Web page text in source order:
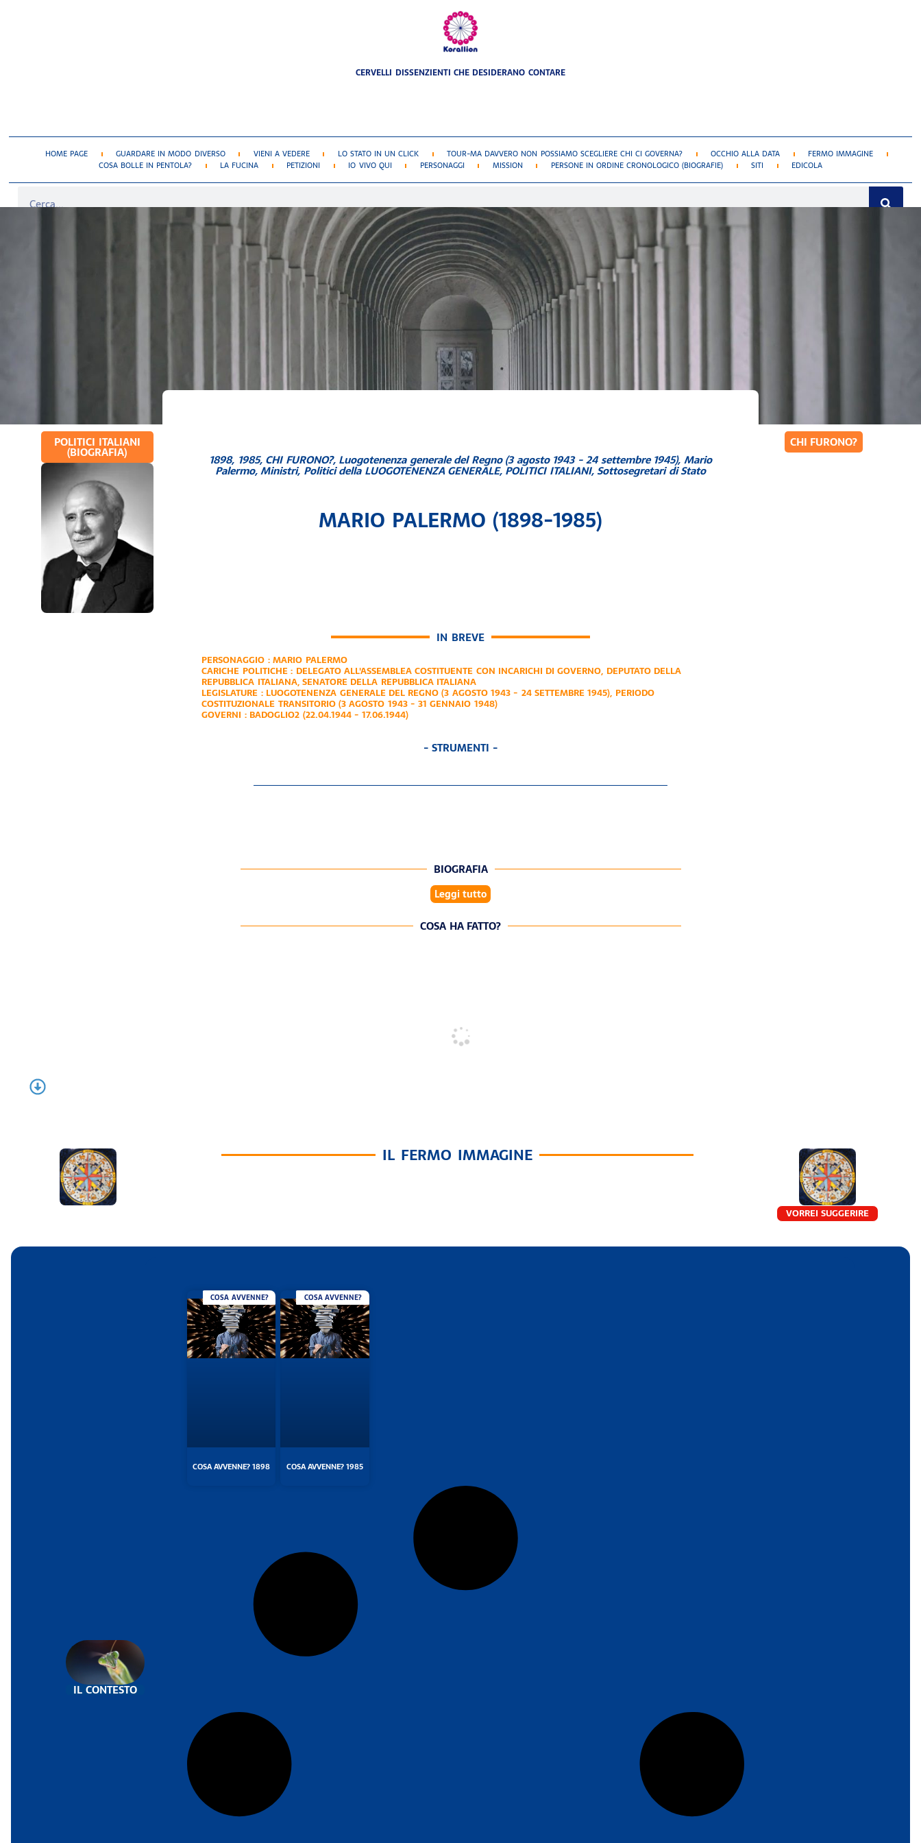
CERVELLI DISSENZIENTI CHE DESIDERANO CONTARE
HOME PAGE GUARDARE IN MODO DIVERSO VIENI A VEDERE LO STATO IN UN CLICK TOUR-MA DAVVERO NON POSSIAMO SCEGLIERE CHI CI GOVERNA? OCCHIO ALLA DATA
FERMO IMMAGINE
COSA BOLLE IN PENTOLA?
LA FUCINA PETIZIONI IO VIVO QUI PERSONAGGI MISSION PERSONE IN ORDINE CRONOLOGICO (BIOGRAFIE) SITI EDICOLA
POLITICI ITALIANI
(BIOGRAFIA) 1898, 1985, CHI FURONO?, Luogotenenza generale del Regno (3 agosto 1943 - 24 settembre 1945), Mario
Palermo,Ministri, Politici della LUOGOTENENZA GENERALE, POLITICI ITALIANI,Sottosegretari di Stato
MARIO PALERMO (1898-1985)
CHI FURONO?
IN BREVE
PERSONAGGIO :MARIO PALERMO
CARICHE POLITICHE : DELEGATO ALL'ASSEMBLEA COSTITUENTE CON INCARICHI DI GOVERNO, DEPUTATO DELLA
REPUBBLICA ITALIANA,SENATORE DELLA REPUBBLICA ITALIANA
LEGISLATURE : LUOGOTENENZA GENERALE DEL REGNO (3 AGOSTO 1943 - 24 SETTEMBRE 1945), PERIODO
COSTITUZIONALE TRANSITORIO (3 AGOSTO 1943 - 31 GENNAIO 1948)
GOVERNI : BADOGLIO2 (22.04.1944 - 17.06.1944)
- STRUMENTI -
BIOGRAFIA
Leggi tutto
COSA HA FATTO?
IL FERMO IMMAGINE
VORREI SUGGERIRE
IL CONTESTO
COSA AVVENNE?
COSA AVVENNE? 1898
COSA AVVENNE?
COSA AVVENNE? 1985